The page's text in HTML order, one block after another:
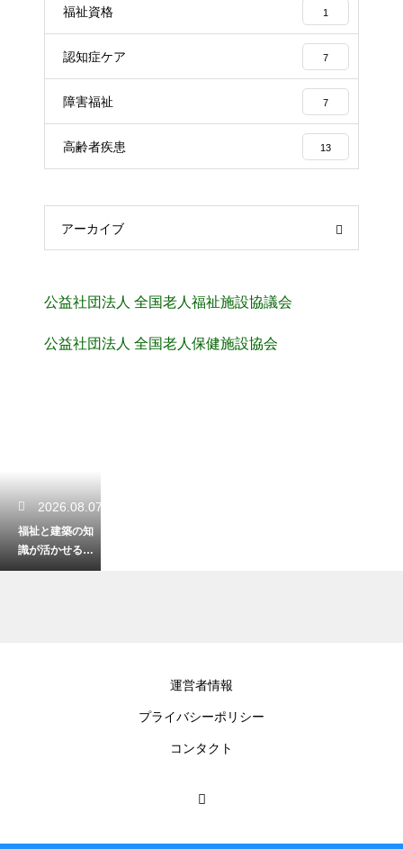
福祉資格 1
認知症ケア 7
障害福祉 7
高齢者疾患 13
アーカイブ
公益社団法人 全国老人福祉施設協議会
公益社団法人 全国老人保健施設協会
2026.08.07
福祉と建築の知
識が活かせる資
格！バリアフリ
運営者情報
プライバシーポリシー
コンタクト